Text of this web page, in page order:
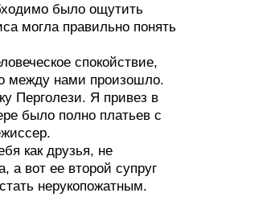
было ощутить
могла правильно понять
спокойствие,
между нами произошло.
Перголези. Я привез в
было полно платьев с
как друзья, не
а вот ее второй супруг
нерукопожатным.